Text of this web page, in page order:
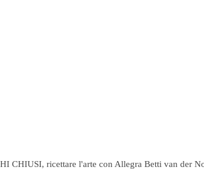
CHIUSI, ricettare l'arte con Allegra Betti van der